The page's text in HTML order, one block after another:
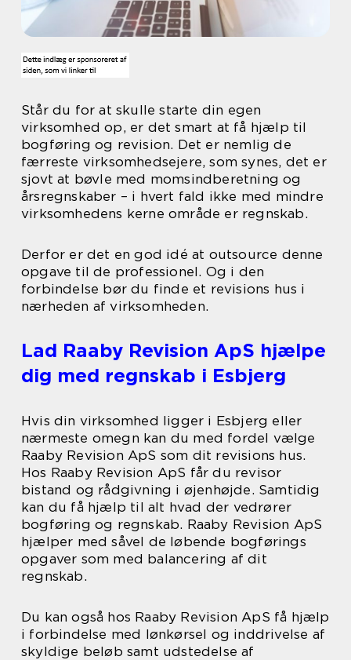
Står du for at skulle starte din egen
virksomhed op, er det smart at få hjælp til
bogføring og revision. Det er nemlig de
færreste virksomhedsejere, som synes, det er
sjovt at bøvle med momsindberetning og
årsregnskaber – i hvert fald ikke med mindre
virksomhedens kerne område er regnskab.
Derfor er det en god idé at outsource denne
opgave til de professionel. Og i den
forbindelse bør du finde et revisions hus i
nærheden af virksomheden.
Lad Raaby Revision ApS hjælpe
dig med regnskab i Esbjerg
Hvis din virksomhed ligger i Esbjerg eller
nærmeste omegn kan du med fordel vælge
Raaby Revision ApS som dit revisions hus.
Hos Raaby Revision ApS får du revisor
bistand og rådgivning i øjenhøjde. Samtidig
kan du få hjælp til alt hvad der vedrører
bogføring og regnskab. Raaby Revision ApS
hjælper med såvel de løbende bogførings
opgaver som med balancering af dit
regnskab.
Du kan også hos Raaby Revision ApS få hjælp
i forbindelse med lønkørsel og inddrivelse af
skyldige beløb samt udstedelse af